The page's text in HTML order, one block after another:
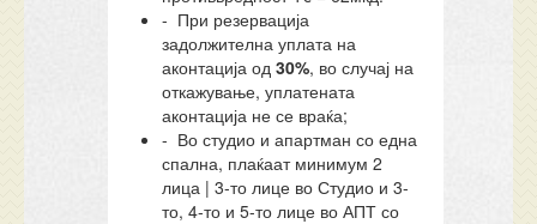
- При резервација
задолжителна уплата на
аконтација од30%, во случај на
откажување, уплатената
аконтација не се враќа;
- Во студио и апартман со една
спална, плаќаат минимум 2
лица | 3-то лице во Студио и 3-
то, 4-то и 5-то лице во АПТ со